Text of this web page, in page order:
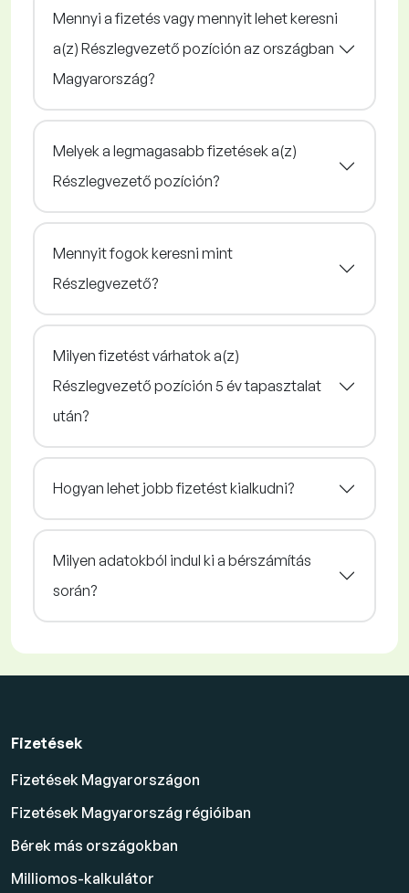
Mennyi a fizetés vagy mennyit lehet keresni
a(z) Részlegvezető pozíción az országban
Magyarország?
Melyek a legmagasabb fizetések a(z)
Részlegvezető pozíción?
Mennyit fogok keresni mint
Részlegvezető?
Milyen fizetést várhatok a(z)
Részlegvezető pozíción 5 év tapasztalat
után?
Hogyan lehet jobb fizetést kialkudni?
Milyen adatokból indul ki a bérszámítás
során?
Fizetések
Fizetések Magyarországon
Fizetések Magyarország régióiban
Bérek más országokban
Milliomos-kalkulátor